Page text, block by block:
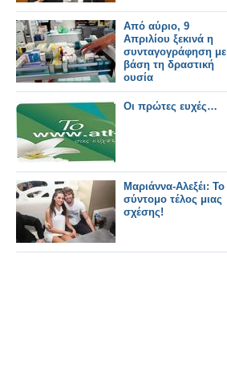
Από αύριο, 9
Απριλίου ξεκινά η
συνταγογράφηση με
βάση τη δραστική
ουσία
Oι πρώτες ευχές…
Μαριάννα-Αλεξέι: Το
σύντομο τέλος μιας
σχέσης!